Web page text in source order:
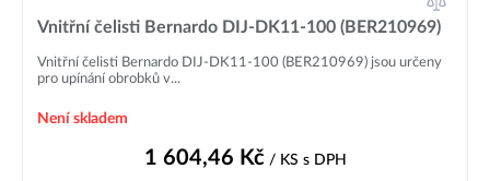
Vnitřní čelisti Bernardo DIJ-DK11-100 (BER210969)
Vnitřní čelisti Bernardo DIJ-DK11-100 (BER210969) jsou určeny
pro upínání obrobků v...
Není skladem
1 604,46 Kč/ KS s DPH